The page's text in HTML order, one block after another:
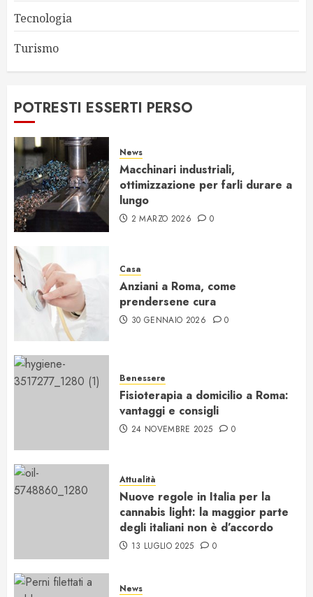
Tecnologia
Turismo
POTRESTI ESSERTI PERSO
News
Macchinari industriali,
ottimizzazione per farli durare a
lungo
2 MARZO 2026 0
Casa
Anziani a Roma, come
prendersene cura
30 GENNAIO 2026 0
Benessere
Fisioterapia a domicilio a Roma:
vantaggi e consigli
24 NOVEMBRE 2025 0
Attualità
Nuove regole in Italia per la
cannabis light: la maggior parte
degli italiani non è d’accordo
13 LUGLIO 2025 0
News